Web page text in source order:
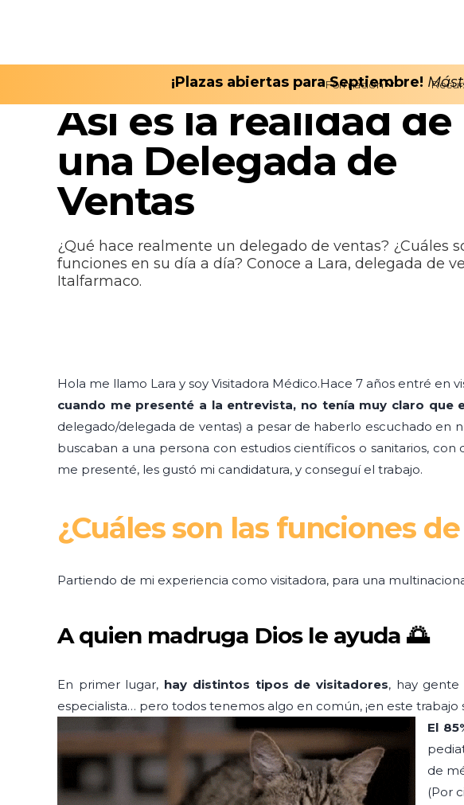
¡Plazas abiertas para Septiembre!
Formación
February 14, 2023
Así es la realidad de
una Delegada de
Ventas
¿Qué hace realmente un delegado de ventas? ¿Cuáles
funciones en su día a día? Conoce a Lara, delegada de
Italfarmaco.
Hola me llamo Lara y soy Visitadora Médico.Hace 7 años entré
cuando me presenté a la entrevista, no tenía muy claro que
delegado/delegada de ventas) a pesar de haberlo escuchado en
buscaban a una persona con estudios científicos o sanitarios,
me presenté, les gustó mi candidatura, y conseguí el trabajo.
¿Cuáles son las funciones
Partiendo de mi experiencia como visitadora, para una
A quien madruga Dios le ayuda 🌅
En primer lugar, hay distintos tipos de visitadores, hay gente
especialista… pero todos tenemos algo en común, ¡en este trabajo
El
de
(Por